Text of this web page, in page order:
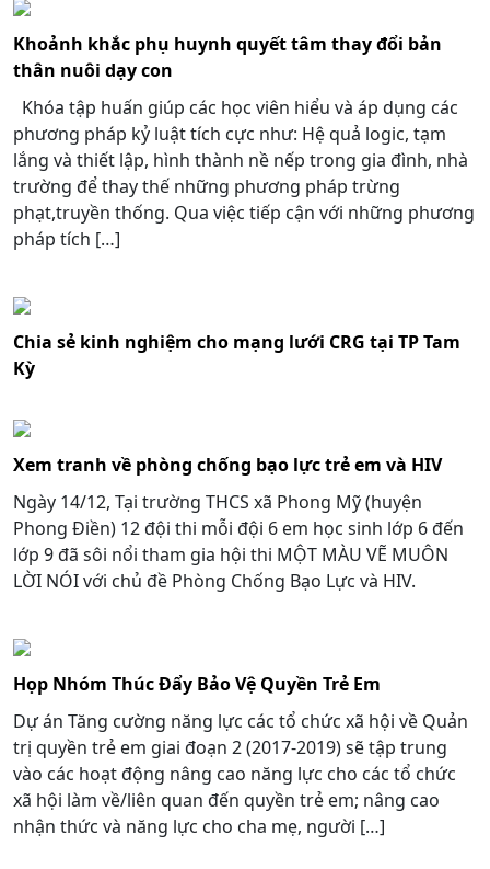
Khoảnh khắc phụ huynh quyết tâm thay đổi bản
thân nuôi dạy con
Khóa tập huấn giúp các học viên hiểu và áp dụng các
phương pháp kỷ luật tích cực như: Hệ quả logic, tạm
lắng và thiết lập, hình thành nề nếp trong gia đình, nhà
trường để thay thế những phương pháp trừng
phạt,truyền thống. Qua việc tiếp cận với những phương
pháp tích […]
Chia sẻ kinh nghiệm cho mạng lưới CRG tại TP Tam
Kỳ
Xem tranh về phòng chống bạo lực trẻ em và HIV
Ngày 14/12, Tại trường THCS xã Phong Mỹ (huyện
Phong Điền) 12 đội thi mỗi đội 6 em học sinh lớp 6 đến
lớp 9 đã sôi nổi tham gia hội thi MỘT MÀU VẼ MUÔN
LỜI NÓI với chủ đề Phòng Chống Bạo Lực và HIV.
Họp Nhóm Thúc Đẩy Bảo Vệ Quyền Trẻ Em
Dự án Tăng cường năng lực các tổ chức xã hội về Quản
trị quyền trẻ em giai đoạn 2 (2017-2019) sẽ tập trung
vào các hoạt động nâng cao năng lực cho các tổ chức
xã hội làm về/liên quan đến quyền trẻ em; nâng cao
nhận thức và năng lực cho cha mẹ, người […]